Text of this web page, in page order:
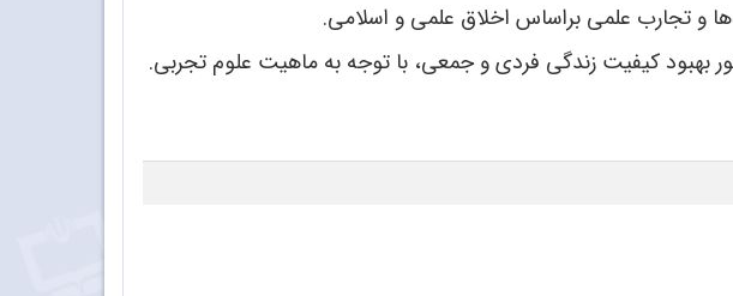
و تجارب علمی براساس اخلاق علمی و اسلامی.
بهبود کیفیت زندگی فردی و جمعی، با توجه به ماهیت علوم تجربی.